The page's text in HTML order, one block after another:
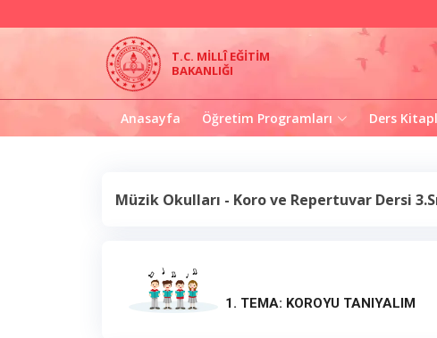
T.C. MİLLÎ EĞİTİM
BAKANLIĞI
Anasayfa Öğretim Programları Ders
Müzik Okulları - Koro ve Repertuvar Dersi
1. TEMA: KOROYU TANIYALIM